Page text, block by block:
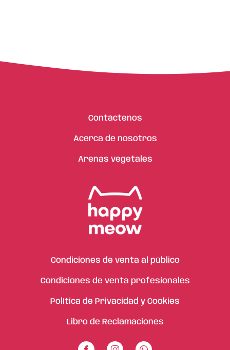
Contáctenos
Acerca de nosotros
Arenas vegetales
Condiciones de venta al público
Condiciones de venta profesionales
Política de Privacidad y Cookies
Libro de Reclamaciones